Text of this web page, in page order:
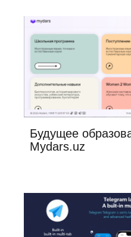
Будущее
Mydars.uz